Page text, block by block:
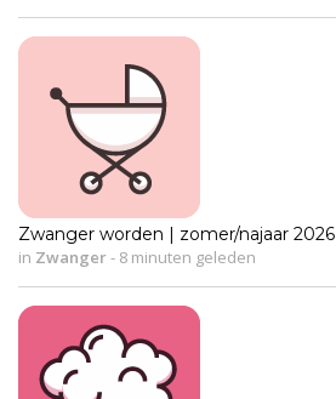
Zwanger worden | zomer/najaar 2026
in Zwanger- 8 minuten geleden